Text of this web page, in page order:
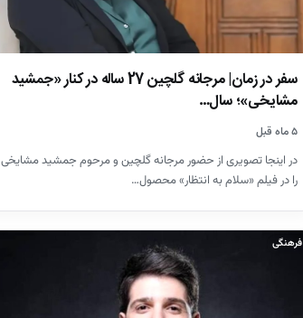
سفر در زمان| مرجانه گلچین 27 ساله در کنار «جمشید
مشایخی»؛ سال…
۵ ماه قبل
در اینجا تصویری از حضور مرجانه گلچین و مرحوم جمشید مشایخی
را در فیلم «سلام به انتظار» محصول…
فرهنگی